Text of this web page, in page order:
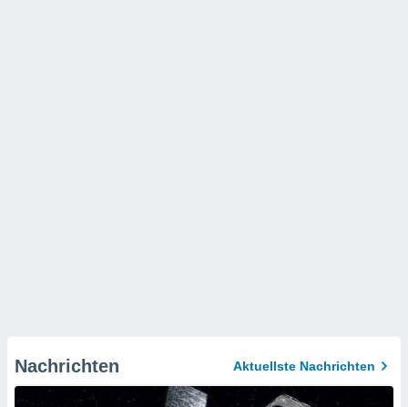
Nachrichten Aktuellste Nachrichten